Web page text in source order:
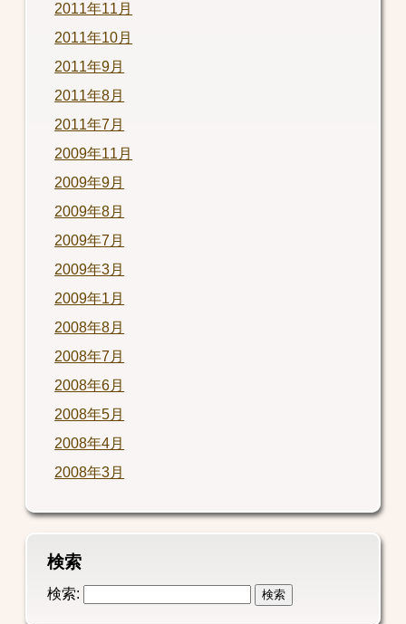
2011年11月
2011年10月
2011年9月
2011年8月
2011年7月
2009年11月
2009年9月
2009年8月
2009年7月
2009年3月
2009年1月
2008年8月
2008年7月
2008年6月
2008年5月
2008年4月
2008年3月
検索
検索: